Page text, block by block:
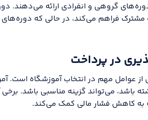
گروهی و انفرادی ارائه می‌دهند.
مشترک فراهم می‌کند، در حالی که
در پرداخت
عوامل مهم در انتخاب آموزشگاه است.
باشد، می‌تواند گزینه مناسبی باشد.
به کاهش فشار مالی کمک می‌کند.